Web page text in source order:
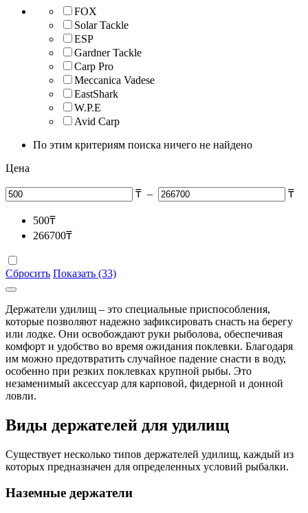
FOX
Solar Tackle
ESP
Gardner Tackle
Carp Pro
Meccanica Vadese
EastShark
W.P.E
Avid Carp
По этим критериям поиска ничего не найдено
Цена
₸ – ₸
500₸
266700₸
Сбросить Показать (33)
Держатели удилищ – это специальные приспособления,
которые позволяют надежно зафиксировать снасть на берегу
или лодке. Они освобождают руки рыболова, обеспечивая
комфорт и удобство во время ожидания поклевки. Благодаря
им можно предотвратить случайное падение снасти в воду,
особенно при резких поклевках крупной рыбы. Это
незаменимый аксессуар для карповой, фидерной и донной
ловли.
Виды держателей для удилищ
Существует несколько типов держателей удилищ, каждый из
которых предназначен для определенных условий рыбалки.
Наземные держатели